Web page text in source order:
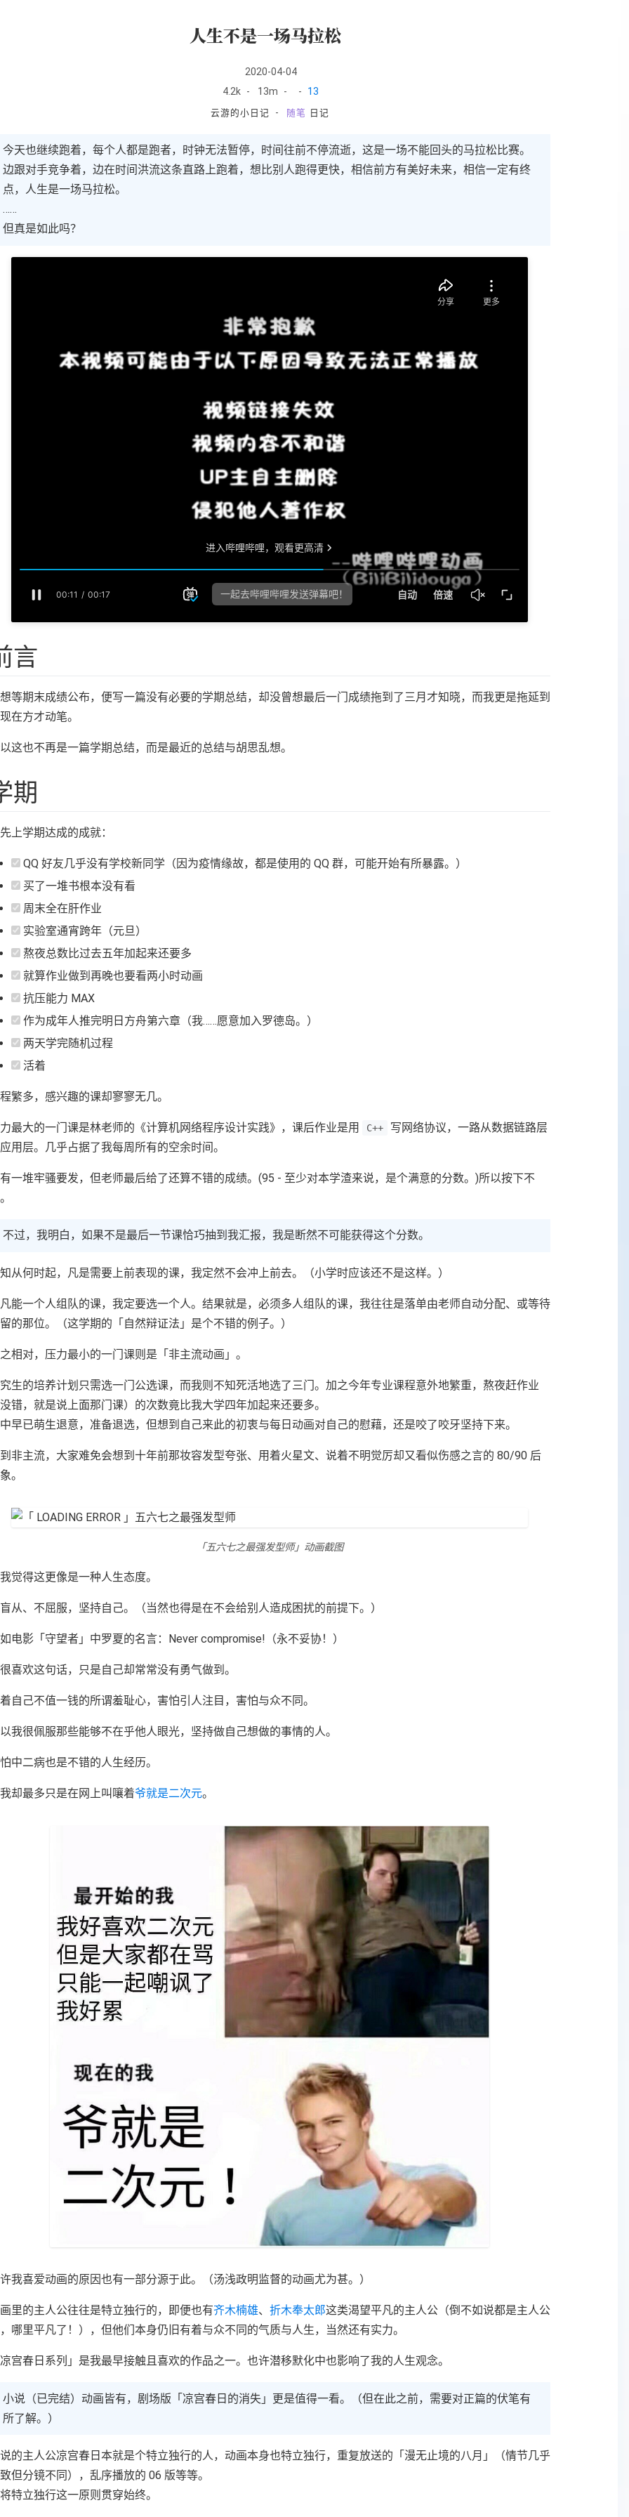
人生不是一场马拉松
2020-04-04
4.2k - 13m - - 13
云游的小日记 - 随笔 日记
今天也继续跑着，每个人都是跑者，时钟无法暂停，时间往前不停流逝，这是一场不能回头的马拉松比赛。
边跟对手竞争着，边在时间洪流这条直路上跑着，想比别人跑得更快，相信前方有美好未来，相信一定有终
点，人生是一场马拉松。
……
但真是如此吗？
言
等期末成绩公布，便写一篇没有必要的学期总结，却没曾想最后一门成绩拖到了三月才知晓，而我更是拖延到
在方才动笔。
这也不再是一篇学期总结，而是最近的总结与胡思乱想。
期
上学期达成的成就：
QQ 好友几乎没有学校新同学（因为疫情缘故，都是使用的 QQ 群，可能开始有所暴露。）
买了一堆书根本没有看
周末全在肝作业
实验室通宵跨年（元旦）
熬夜总数比过去五年加起来还要多
就算作业做到再晚也要看两小时动画
抗压能力 MAX
作为成年人推完明日方舟第六章（我……愿意加入罗德岛。）
两天学完随机过程
活着
繁多，感兴趣的课却寥寥无几。
最大的一门课是林老师的《计算机网络程序设计实践》，课后作业是用 C++
写网络协议，一路从数据链路层
用层。几乎占据了我每周所有的空余时间。
一堆牢骚要发，但老师最后给了还算不错的成绩。(95 - 至少对本学渣来说，是个满意的分数。)所以按下不
不过，我明白，如果不是最后一节课恰巧抽到我汇报，我是断然不可能获得这个分数。
从何时起，凡是需要上前表现的课，我定然不会冲上前去。（小学时应该还不是这样。）
能一个人组队的课，我定要选一个人。结果就是，必须多人组队的课，我往往是落单由老师自动分配、或等待
的那位。（这学期的「自然辩证法」是个不错的例子。）
相对，压力最小的一门课则是「非主流动画」。
生的培养计划只需选一门公选课，而我则不知死活地选了三门。加之今年专业课程意外地繁重，熬夜赶作业
没错，就是说上面那门课）的次数竟比我大学四年加起来还要多。
早已萌生退意，准备退选，但想到自己来此的初衷与每日动画对自己的慰藉，还是咬了咬牙坚持下来。
非主流，大家难免会想到十年前那妆容发型夸张、用着火星文、说着不明觉厉却又看似伤感之言的 80/90 后
。
「五六七之最强发型师」动画截图
觉得这更像是一种人生态度。
从、不屈服，坚持自己。（当然也得是在不会给别人造成困扰的前提下。）
电影「守望者」中罗夏的名言：Never compromise!（永不妥协！）
喜欢这句话，只是自己却常常没有勇气做到。
自己不值一钱的所谓羞耻心，害怕引人注目，害怕与众不同。
我很佩服那些能够不在乎他人眼光，坚持做自己想做的事情的人。
中二病也是不错的人生经历。
却最多只是在网上叫嚷着爷就是二次元。
我喜爱动画的原因也有一部分源于此。（汤浅政明监督的动画尤为甚。）
里的主人公往往是特立独行的，即便也有齐木楠雄、 折木奉太郎这类渴望平凡的主人公（倒不如说都是主人公
哪里平凡了！），但他们本身仍旧有着与众不同的气质与人生，当然还有实力。
凉宫春日系列」是我最早接触且喜欢的作品之一。也许潜移默化中也影响了我的人生观念。
小说（已完结）动画皆有，剧场版「凉宫春日的消失」更是值得一看。（但在此之前，需要对正篇的伏笔有
所了解。）
的主人公凉宫春日本就是个特立独行的人，动画本身也特立独行，重复放送的「漫无止境的八月」（情节几乎
但分镜不同），乱序播放的 06 版等等。
特立独行这一原则贯穿始终。